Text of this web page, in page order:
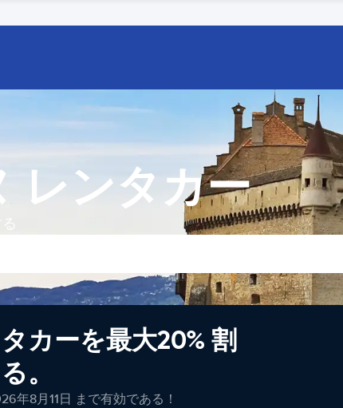
レンタカー
カーを最大20% 割
。
年8月11日 まで有効である！